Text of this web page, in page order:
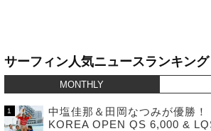
サーフィン人気ニュースランキング
MONTHLY
中塩佳那＆田岡なつみが優勝
KOREA OPEN QS 6,000 &